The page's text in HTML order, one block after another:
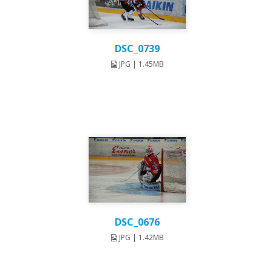
DSC_0739
JPG | 1.45MB
DSC_0676
JPG | 1.42MB